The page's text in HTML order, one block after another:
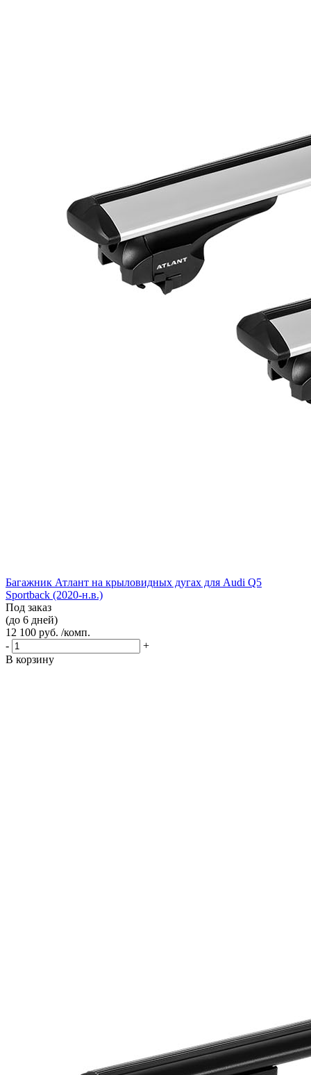
Багажник Атлант на крыловидных дугах для Audi Q5
Sportback (2020-н.в.)
Под заказ
(до 6 дней)
12 100 руб. /комп.
-
+
В корзину